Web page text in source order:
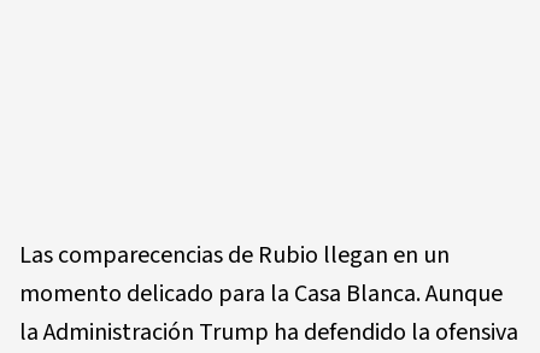
Las comparecencias de Rubio llegan en un
momento delicado para la Casa Blanca. Aunque
la Administración Trump ha defendido la ofensiva